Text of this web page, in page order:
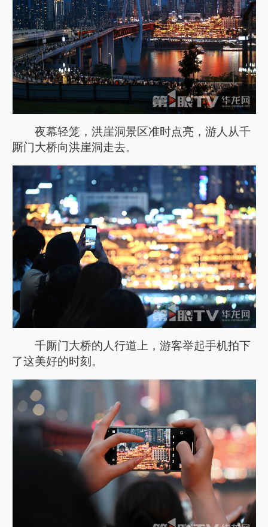
夜幕轻笼，洪崖洞景区准时点亮，游人从千
厮门大桥向洪崖洞走去。
千厮门大桥的人行道上，游客举起手机拍下
了这美好的时刻。